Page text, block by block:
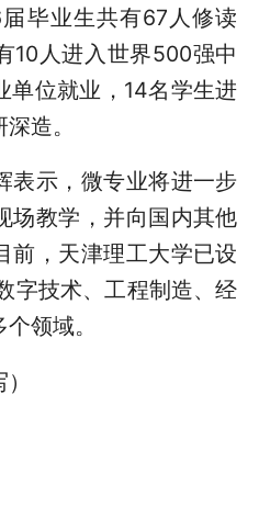
毕业生共有67人修读
10人进入世界500强中
单位就业，14名学生进
造。
示，微专业将进一步
场教学，并向国内其他
前，天津理工大学已设
字技术、工程制造、经
领域。